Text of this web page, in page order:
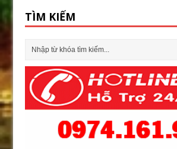
TÌM KIẾM